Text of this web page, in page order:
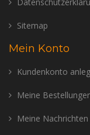
Sitemap
Mein Konto
Kundenkonto
Meine
Meine